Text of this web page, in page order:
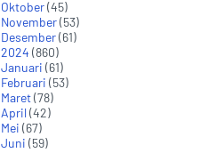
Oktober(45)
November(53)
Desember(61)
2024 (860)
Januari (61)
Februari (53)
Maret(78)
April(42)
Mei (67)
Juni (59)